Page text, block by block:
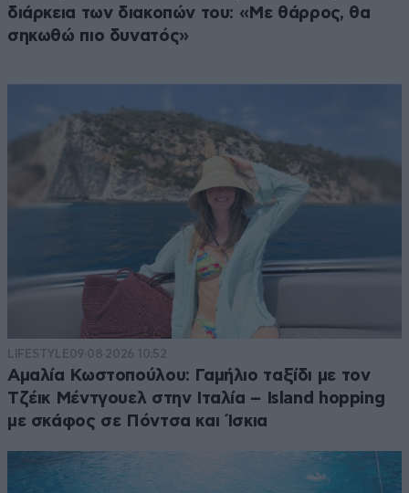
διάρκεια των διακοπών του: «Με θάρρος, θα
σηκωθώ πιο δυνατός»
LIFESTYLE09·08·2026 10:52
Αμαλία Κωστοπούλου: Γαμήλιο ταξίδι με τον
Τζέικ Μέντγουελ στην Ιταλία – Island hopping
με σκάφος σε Πόντσα και Ίσκια